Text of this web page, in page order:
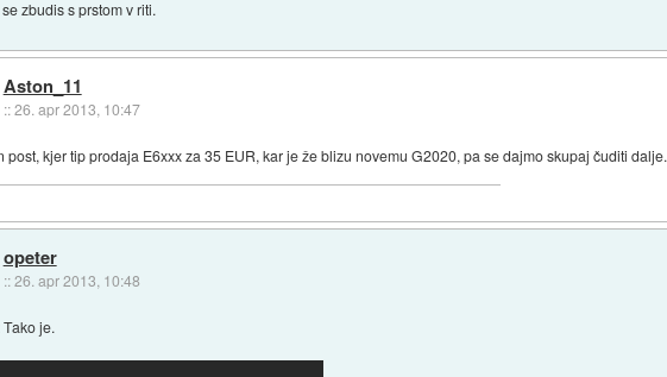
zbudis s prstom v riti.
Aston_11
::26. apr 2013, 10:47
post, kjer tip prodaja E6xxx za 35 EUR, kar je že blizu novemu G2020, pa se dajmo skupaj čuditi dalje.
opeter
::26. apr 2013, 10:48
je.